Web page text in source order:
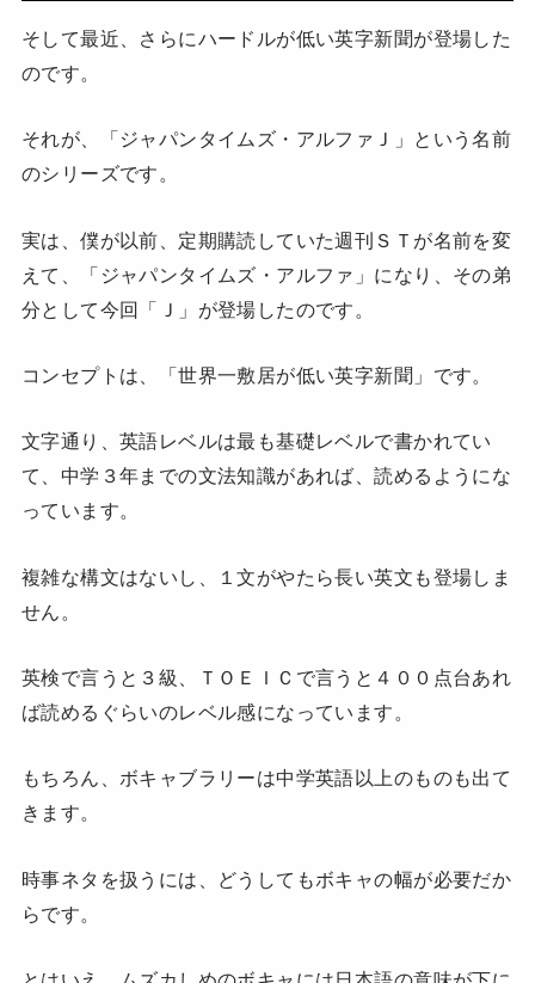
そして最近、さらにハードルが低い英字新聞が登場した
のです。
それが、「ジャパンタイムズ・アルファＪ」という名前
のシリーズです。
実は、僕が以前、定期購読していた週刊ＳＴが名前を変
えて、「ジャパンタイムズ・アルファ」になり、その弟
分として今回「Ｊ」が登場したのです。
コンセプトは、「世界一敷居が低い英字新聞」です。
文字通り、英語レベルは最も基礎レベルで書かれてい
て、中学３年までの文法知識があれば、読めるようにな
っています。
複雑な構文はないし、１文がやたら長い英文も登場しま
せん。
英検で言うと３級、ＴＯＥＩＣで言うと４００点台あれ
ば読めるぐらいのレベル感になっています。
もちろん、ボキャブラリーは中学英語以上のものも出て
きます。
時事ネタを扱うには、どうしてもボキャの幅が必要だか
らです。